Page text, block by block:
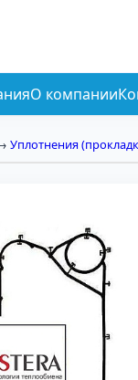
О компании
Уплотнения